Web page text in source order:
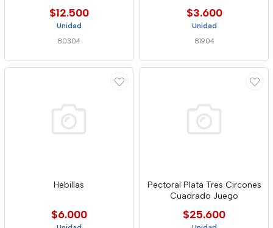
$12.500
Unidad
80304
$3.600
Unidad
81904
Hebillas
$6.000
Pectoral Plata Tres Circones
Cuadrado Juego
$25.600